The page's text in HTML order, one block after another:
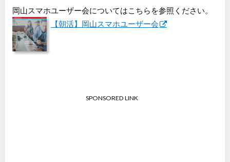
岡山スマホユーザー会についてはこちらを参照ください。
【朝活】岡山スマホユーザー会
SPONSORED LINK